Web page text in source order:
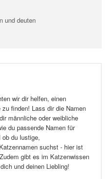
und deuten
wir dir helfen, einen
finden! Lass dir die Namen
männliche oder weibliche
du passende Namen für
du lustige,
suchst - hier ist
gibt es im Katzenwissen
und deinen Liebling!